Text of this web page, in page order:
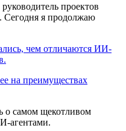
проектов
Сегодня я продолжаю
чем отличаются ИИ-
на преимуществах
о самом щекотливом
агентами.